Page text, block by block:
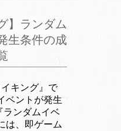
】ランダム
生条件の成
キング』で
ベントが発生
ンダムイベ
は、即ゲーム